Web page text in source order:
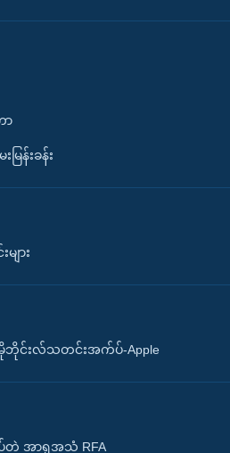
ာ
ြန်းခန်း
ျား
င်းလ်သတင်းအက်ပ်-Apple
အာရှအသံ RFA